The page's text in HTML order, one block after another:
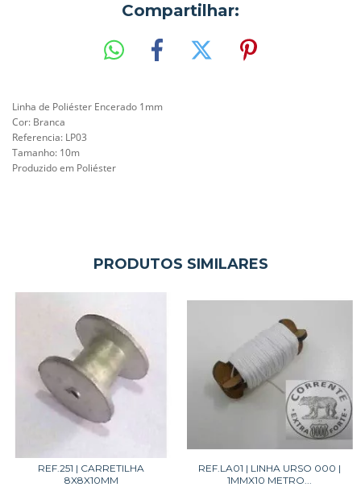
Compartilhar:
Linha de Poliéster Encerado 1mm
Cor: Branca
Referencia: LP03
Tamanho: 10m
Produzido em Poliéster
PRODUTOS SIMILARES
REF.251 | CARRETILHA
8X8X10MM
REF.LA01 | LINHA URSO 000 |
1MMX10 METRO...